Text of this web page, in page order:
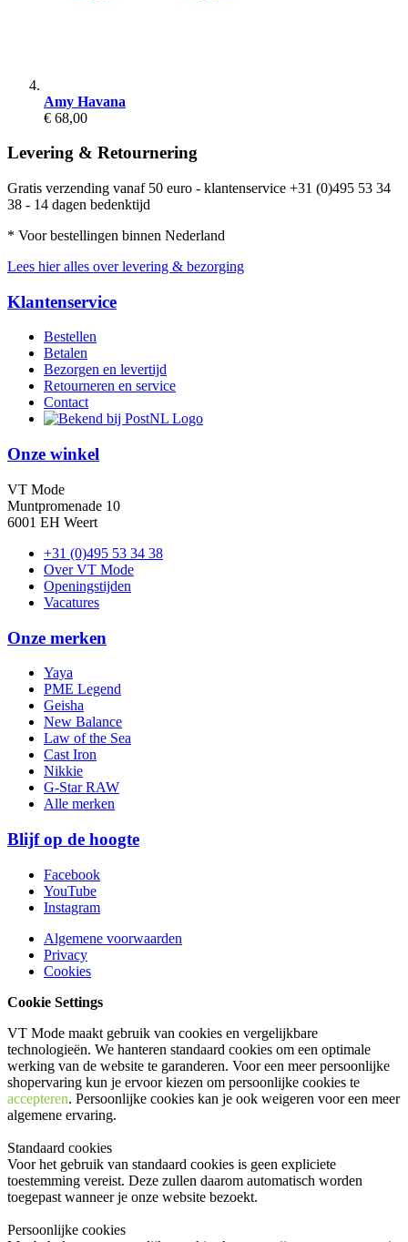
Amy Havana
€ 68,00
Levering & Retournering
Gratis verzending vanaf 50 euro - klantenservice +31 (0)495 53 34
38 - 14 dagen bedenktijd
* Voor bestellingen binnen Nederland
Lees hier alles over levering & bezorging
Klantenservice
Bestellen
Betalen
Bezorgen en levertijd
Retourneren en service
Contact
Onze winkel
VT Mode
Muntpromenade 10
6001 EH Weert
+31 (0)495 53 34 38
Over VT Mode
Openingstijden
Vacatures
Onze merken
Yaya
PME Legend
Geisha
New Balance
Law of the Sea
Cast Iron
Nikkie
G-Star RAW
Alle merken
Blijf op de hoogte
Facebook
YouTube
Instagram
Algemene voorwaarden
Privacy
Cookies
Cookie Settings
VT Mode maakt gebruik van cookies en vergelijkbare
technologieën. We hanteren standaard cookies om een optimale
werking van de website te garanderen. Voor een meer persoonlijke
shopervaring kun je ervoor kiezen om persoonlijke cookies te
accepteren. Persoonlijke cookies kan je ook weigeren voor een meer
algemene ervaring.
Standaard cookies
Voor het gebruik van standaard cookies is geen expliciete
toestemming vereist. Deze zullen daarom automatisch worden
toegepast wanneer je onze website bezoekt.
Persoonlijke cookies